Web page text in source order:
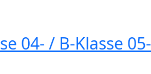
04- / B-Klasse 05-